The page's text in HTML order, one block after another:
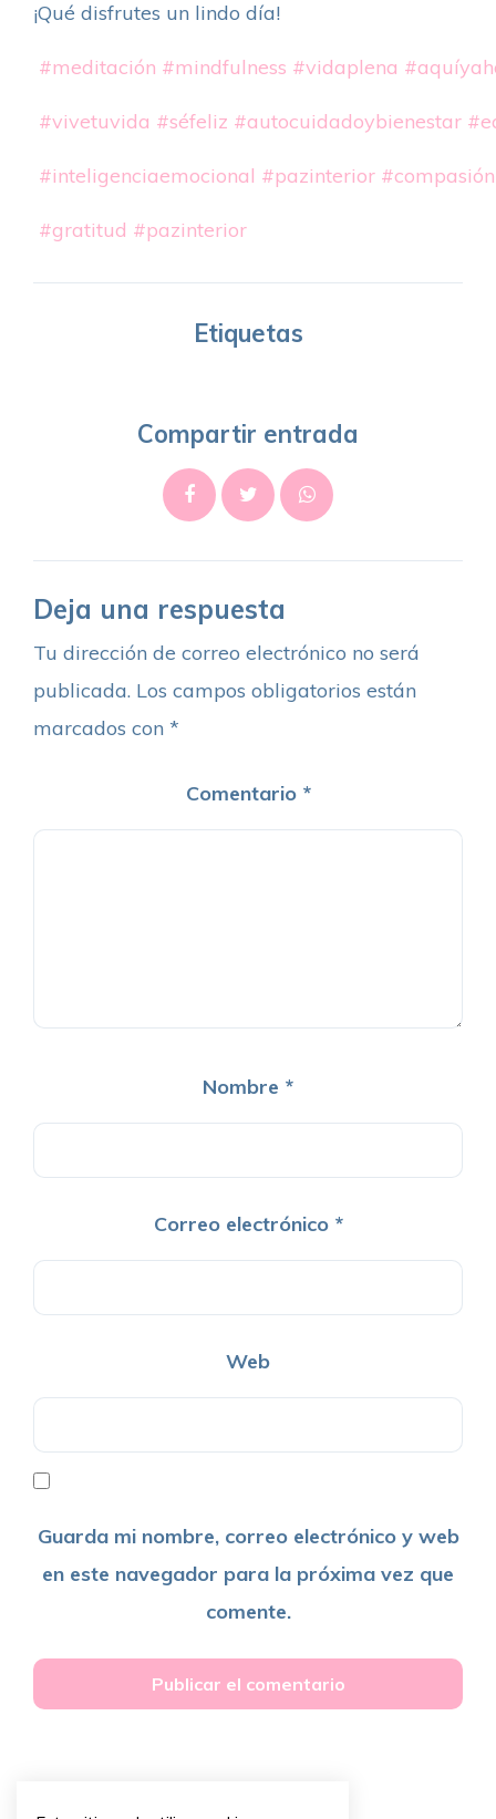
¡Qué disfrutes un lindo día!
#meditación #mindfulness #vidaplena
#vivetuvida #séfeliz #autocuidadoybienestar
#inteligenciaemocional #pazinterior #compasión
#gratitud #pazinterior
Etiquetas
Compartir entrada
Deja una respuesta
Tu dirección de correo electrónico no será
publicada. Los campos obligatorios están
marcados con *
Comentario *
Nombre *
Correo electrónico *
Web
Guarda mi nombre, correo electrónico y web
en este navegador para la próxima vez que
comente.